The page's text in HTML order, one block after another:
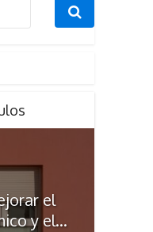
el
y el...